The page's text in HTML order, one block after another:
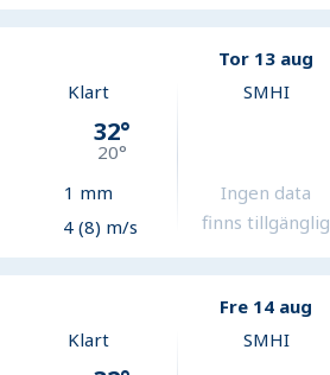
Tor 13 aug
Klart
32°
20°
1 mm
4 (8) m/s
SMHI
Ingen data
finns tillgänglig
Fre 14 aug
Klart
SMHI